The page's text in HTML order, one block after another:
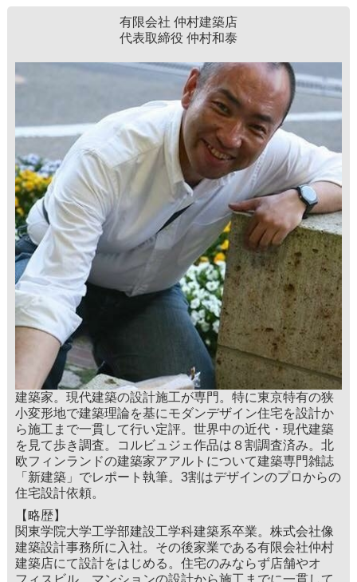
有限会社 仲村建築店
代表取締役 仲村和泰
建築家。現代建築の設計施工が専門。特に東京特有の狭
小変形地で建築理論を基にモダンデザイン住宅を設計か
ら施工まで一貫して行い定評。世界中の近代・現代建築
を見て歩き調査。コルビュジェ作品は８割調査済み。北
欧フィンランドの建築家アアルトについて建築専門雑誌
「新建築」でレポート執筆。3割はデザインのプロからの
住宅設計依頼。
【略歴】
関東学院大学工学部建設工学科建築系卒業。株式会社像
建築設計事務所に入社。その後家業である有限会社仲村
建築店にて設計をはじめる。住宅のみならず店舗やオ